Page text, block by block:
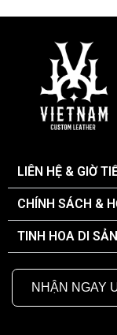
LIÊN HỆ & GIỜ
CHÍNH SÁCH &
TINH HOA DI SẢN
NHẬN NGAY